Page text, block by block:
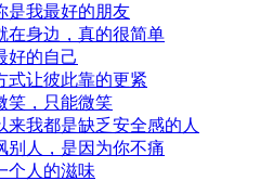
是我最好的朋友
在身边，真的很简单
好的自己
式让彼此靠的更紧
笑，只能微笑
来我都是缺乏安全感的人
别人，是因为你不痛
个人的滋味